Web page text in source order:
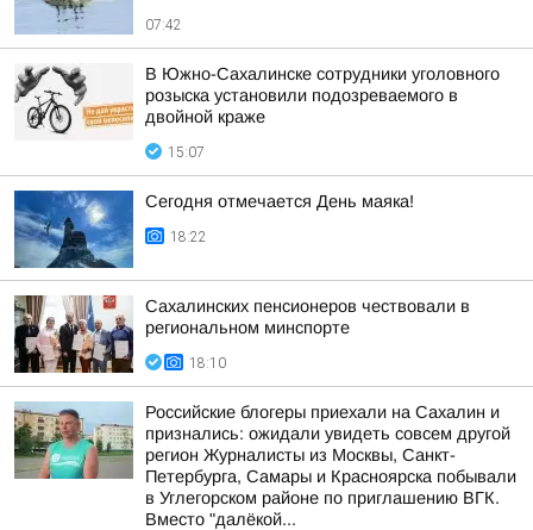
07:42
В Южно-Сахалинске сотрудники уголовного
розыска установили подозреваемого в
двойной краже
15:07
Сегодня отмечается День маяка!
18:22
Сахалинских пенсионеров чествовали в
региональном минспорте
18:10
Российские блогеры приехали на Сахалин и
признались: ожидали увидеть совсем другой
регион Журналисты из Москвы, Санкт-
Петербурга, Самары и Красноярска побывали
в Углегорском районе по приглашению ВГК.
Вместо "далёкой...